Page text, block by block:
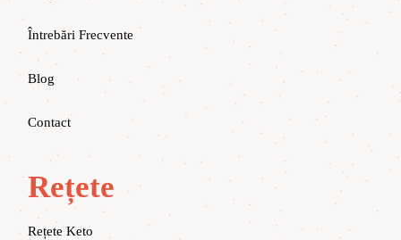
Întrebări Frecvente
Blog
Contact
Rețete
Rețete Keto